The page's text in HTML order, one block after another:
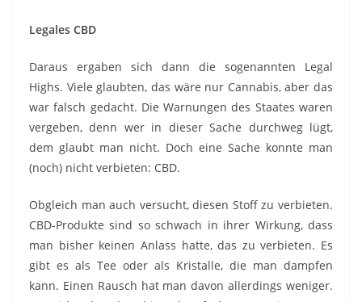
Legales CBD
Daraus ergaben sich dann die sogenannten Legal
Highs. Viele glaubten, das wäre nur Cannabis, aber das
war falsch gedacht. Die Warnungen des Staates waren
vergeben, denn wer in dieser Sache durchweg lügt,
dem glaubt man nicht. Doch eine Sache konnte man
(noch) nicht verbieten: CBD.
Obgleich man auch versucht, diesen Stoff zu verbieten.
CBD-Produkte sind so schwach in ihrer Wirkung, dass
man bisher keinen Anlass hatte, das zu verbieten. Es
gibt es als Tee oder als Kristalle, die man dampfen
kann. Einen Rausch hat man davon allerdings weniger.